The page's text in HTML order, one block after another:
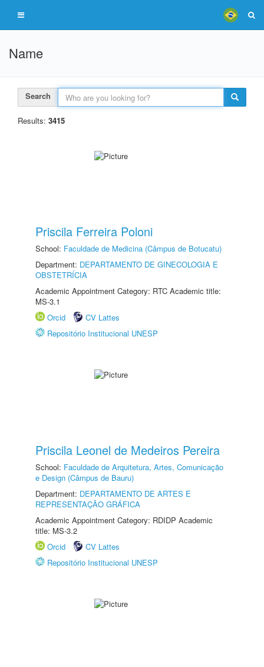
Name
Search
Results: 3415
Priscila Ferreira Poloni
School: Faculdade de Medicina (Câmpus de Botucatu)
Department: DEPARTAMENTO DE GINECOLOGIA E
OBSTETRÍCIA
Academic Appointment Category: RTC Academic title:
MS-3.1
Orcid
CV Lattes
Repositório Institucional UNESP
Priscila Leonel de Medeiros Pereira
School: Faculdade de Arquitetura, Artes, Comunicação
e Design (Câmpus de Bauru)
Department: DEPARTAMENTO DE ARTES E
REPRESENTAÇÃO GRÁFICA
Academic Appointment Category: RDIDP Academic
title: MS-3.2
Orcid
CV Lattes
Repositório Institucional UNESP